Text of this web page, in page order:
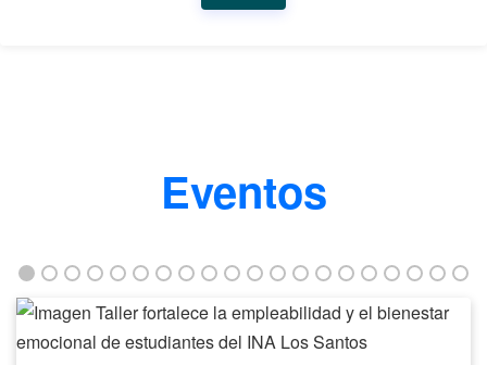
Eventos
Taller
fortalece